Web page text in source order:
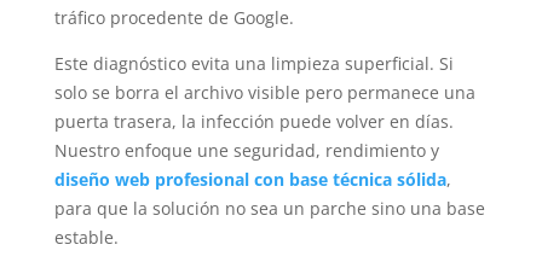
tráfico procedente de Google.
Este diagnóstico evita una limpieza superficial. Si
solo se borra el archivo visible pero permanece una
puerta trasera, la infección puede volver en días.
Nuestro enfoque une seguridad, rendimiento y
diseño web profesional con base técnica sólida,
para que la solución no sea un parche sino una base
estable.